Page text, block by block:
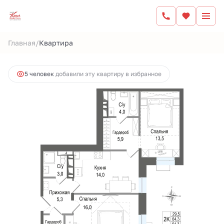
Главная/Квартира
Ипотекаот 52 878 руб.
5 человек добавили эту квартиру в избранное